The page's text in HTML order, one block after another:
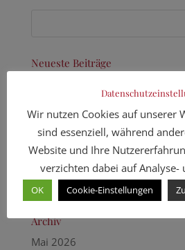
Neueste Beiträge
Aktuelle Wochenkarte – auch
Unsere Riesenbreze – Ein
Genießen!
Naschen für die Klinik-Clowns
Archiv
Mai 2026
Wir nutzen Cookies auf unserer
sind essenziell, während
Website und Ihre
verzichten dabei auf Analyse-
OK Cookie-Einstellungen